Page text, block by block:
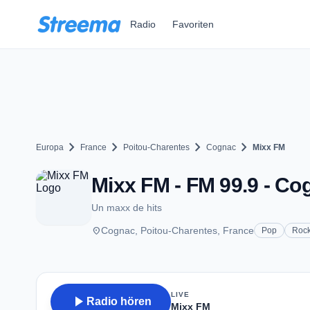
Radio Favoriten
Europa chevron_right France chevron_right Poitou-Charentes chevron_right Cognac chevron_right Mixx FM
Mixx FM - FM 99.9 -
Un maxx de hits
placeCognac, Poitou-Charentes, France Pop
play_arrow Radio hören
LIVE
Mixx FM